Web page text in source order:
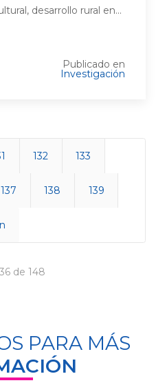
desarrollo rural en...
Publicado en
Investigación
132 133
137 138 139
de 148
PARA MÁS